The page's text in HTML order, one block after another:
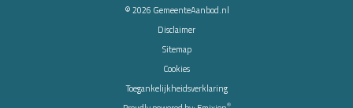
© 2026 GemeenteAanbod.nl
Disclaimer
Sitemap
Cookies
Toegankelijkheidsverklaring
®